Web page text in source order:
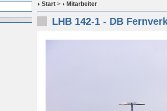
Start > Mitarbeiter
LHB 142-1 - DB